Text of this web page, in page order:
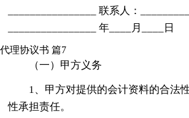
________________ 联系人：
________________ 年____月____日
代理协议书 篇7
（一）甲方义务
1、甲方对提供的会计资料的合法
性承担责任。